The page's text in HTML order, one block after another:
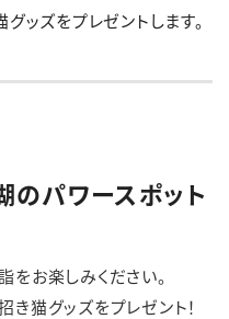
ッズをプレゼントします。
のパワースポット
お楽しみください。
猫グッズをプレゼント！